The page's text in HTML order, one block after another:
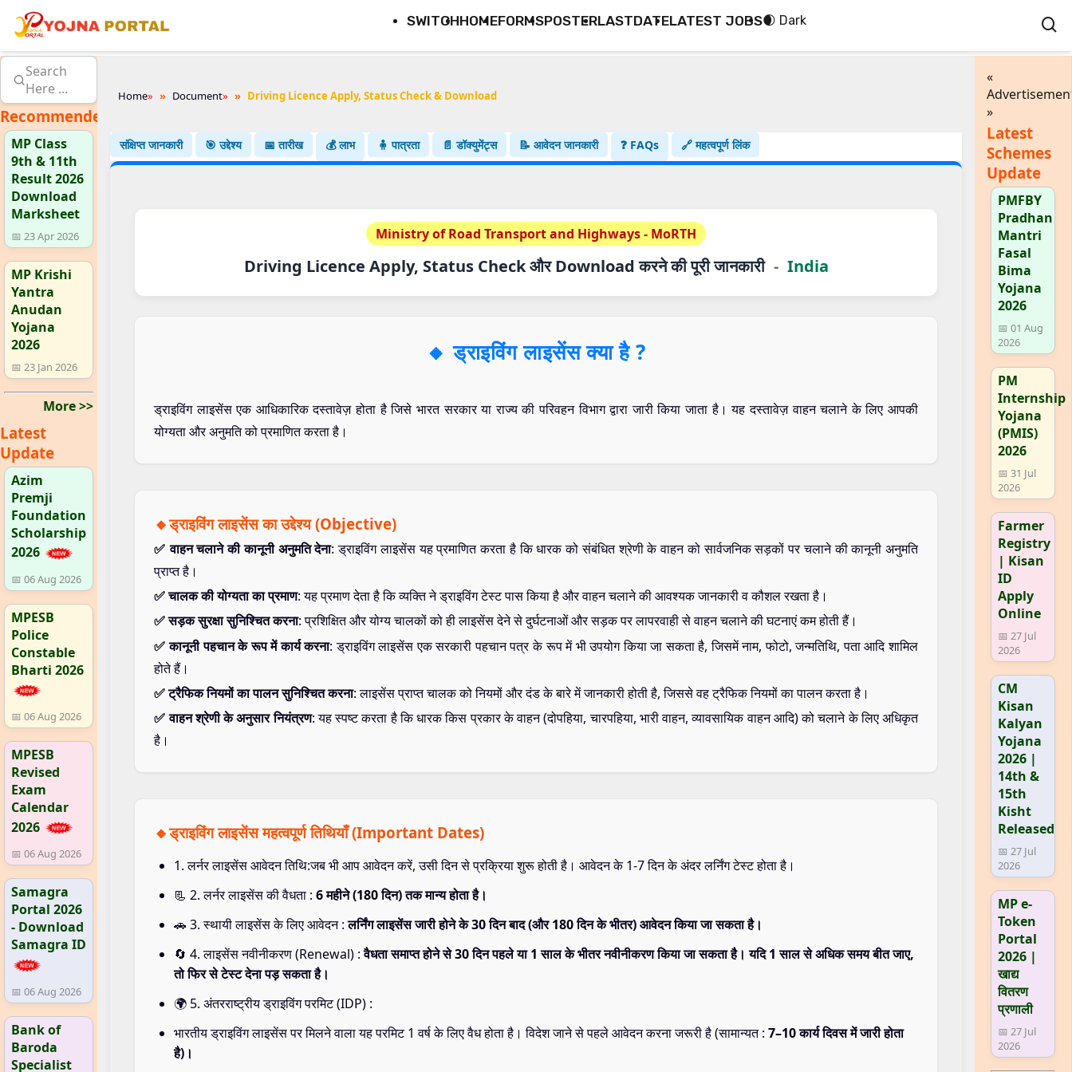
SWITCHHOMEFORMSPOSTERLASTDATELATEST JOBS🌒 Dark
Search
Here ...
Recommended
MP Class
9th & 11th
Result 2026
Download
Marksheet
📅 23 Apr 2026
MP Krishi
Yantra
Anudan
Yojana
2026
📅 23 Jan 2026
More >>
Latest
Update
Azim
Premji
Foundation
Scholarship
2026
📅 06 Aug 2026
MPESB
Police
Constable
Bharti 2026
📅 06 Aug 2026
MPESB
Revised
Exam
Calendar
2026
📅 06 Aug 2026
Samagra
Portal 2026
- Download
Samagra ID
📅 06 Aug 2026
Bank of
Baroda
Specialist
Home» Document» Driving Licence Apply, Status Check & Download
संक्षिप्त जानकारी 🎯 उद्देश्य 📅 तारीख 💰 लाभ 🧍 पात्रता 📄 डॉक्युमेंट्स 📝 आवेदन जानकारी ❓ FAQs 🔗 महत्वपूर्ण लिंक
Ministry of Road Transport and Highways - MoRTH
Driving Licence Apply, Status Check और Download करने की पूरी जानकारी - India
🔸 ड्राइविंग लाइसेंस क्या है ?
ड्राइविंग लाइसेंस एक आधिकारिक दस्तावेज़ होता है जिसे भारत सरकार या राज्य की परिवहन विभाग द्वारा जारी किया जाता है। यह दस्तावेज़ वाहन चलाने के लिए आपकी
योग्यता और अनुमति को प्रमाणित करता है।
🔸ड्राइविंग लाइसेंस का उद्देश्य (Objective)
✅ वाहन चलाने की कानूनी अनुमति देना: ड्राइविंग लाइसेंस यह प्रमाणित करता है कि धारक को संबंधित श्रेणी के वाहन को सार्वजनिक सड़कों पर चलाने की कानूनी अनुमति
प्राप्त है।
✅ चालक की योग्यता का प्रमाण: यह प्रमाण देता है कि व्यक्ति ने ड्राइविंग टेस्ट पास किया है और वाहन चलाने की आवश्यक जानकारी व कौशल रखता है।
✅ सड़क सुरक्षा सुनिश्चित करना: प्रशिक्षित और योग्य चालकों को ही लाइसेंस देने से दुर्घटनाओं और सड़क पर लापरवाही से वाहन चलाने की घटनाएं कम होती हैं।
✅ कानूनी पहचान के रूप में कार्य करना: ड्राइविंग लाइसेंस एक सरकारी पहचान पत्र के रूप में भी उपयोग किया जा सकता है, जिसमें नाम, फोटो, जन्मतिथि, पता आदि शामिल
होते हैं।
✅ ट्रैफिक नियमों का पालन सुनिश्चित करना: लाइसेंस प्राप्त चालक को नियमों और दंड के बारे में जानकारी होती है, जिससे वह ट्रैफिक नियमों का पालन करता है।
✅ वाहन श्रेणी के अनुसार नियंत्रण: यह स्पष्ट करता है कि धारक किस प्रकार के वाहन (दोपहिया, चारपहिया, भारी वाहन, व्यावसायिक वाहन आदि) को चलाने के लिए अधिकृत
है।
🔸ड्राइविंग लाइसेंस महत्वपूर्ण तिथियाँ (Important Dates)
1. लर्नर लाइसेंस आवेदन तिथि:जब भी आप आवेदन करें, उसी दिन से प्रक्रिया शुरू होती है। आवेदन के 1-7 दिन के अंदर लर्निंग टेस्ट होता है।
📃 2. लर्नर लाइसेंस की वैधता : 6 महीने (180 दिन) तक मान्य होता है।
🚗 3. स्थायी लाइसेंस के लिए आवेदन :लर्निंग लाइसेंस जारी होने के 30 दिन बाद (और 180 दिन के भीतर) आवेदन किया जा सकता है।
🔄 4. लाइसेंस नवीनीकरण (Renewal) :वैधता समाप्त होने से 30 दिन पहले या 1 साल के भीतर नवीनीकरण किया जा सकता है। यदि 1 साल से अधिक समय बीत जाए,
तो फिर से टेस्ट देना पड़ सकता है।
🌍 5. अंतरराष्ट्रीय ड्राइविंग परमिट (IDP) :
भारतीय ड्राइविंग लाइसेंस पर मिलने वाला यह परमिट 1 वर्ष के लिए वैध होता है। विदेश जाने से पहले आवेदन करना जरूरी है (सामान्यत : 7–10 कार्य दिवस में जारी होता
है)।
«
»
Latest
Schemes
Update
PMFBY
Pradhan
Mantri
Fasal
Bima
Yojana
2026
📅 01 Aug
2026
PM
Internship
Yojana
(PMIS)
2026
📅 31 Jul
2026
Farmer
Registry
| Kisan
ID
Apply
Online
📅 27 Jul
2026
CM
Kisan
Kalyan
Yojana
2026 |
14th &
15th
Kisht
Released
📅 27 Jul
2026
MP e-
Token
Portal
2026 |
खाद्य
वितरण
प्रणाली
📅 27 Jul
2026